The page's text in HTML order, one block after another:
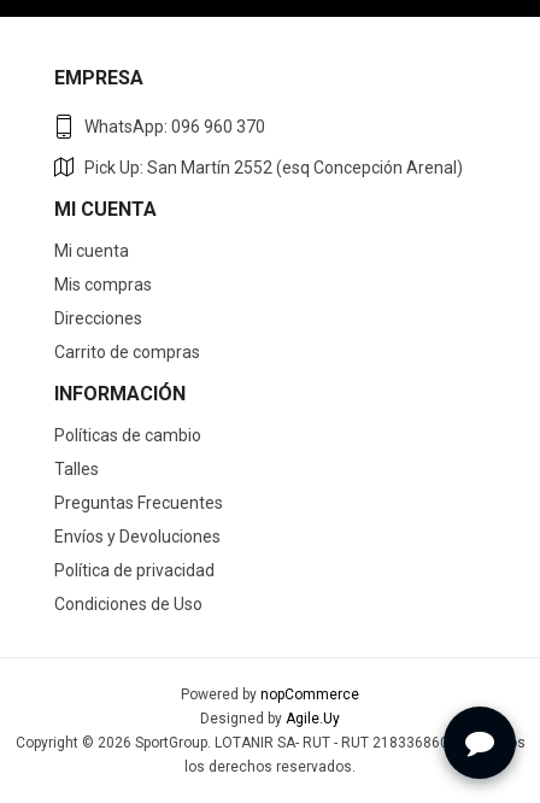
EMPRESA
WhatsApp: 096 960 370
Pick Up: San Martín 2552 (esq Concepción Arenal)
MI CUENTA
Mi cuenta
Mis compras
Direcciones
Carrito de compras
INFORMACIÓN
Políticas de cambio
Talles
Preguntas Frecuentes
Envíos y Devoluciones
Política de privacidad
Condiciones de Uso
Powered by nopCommerce
Designed by Agile.Uy
Copyright © 2026 SportGroup. LOTANIR SA- RUT - RUT 218336860019 - Todos
los derechos reservados.